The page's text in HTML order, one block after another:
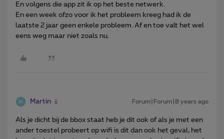
En volgens die app zit ik op het beste netwerk.
En een week ofzo voor ik het probleem kreeg had ik de
laatste 2 jaar geen enkele probleem. Af en toe valt het wel
eens weg maar niet zoals nu.
Martin Forum|Forum|8 years ago
Als je dicht bij de bbox staat heb je dit ook of als je met een
ander toestel probeert op wifi is dit dan ook het geval, het